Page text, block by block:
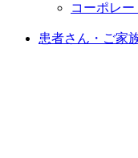
コーポレ
患者さん・ご家